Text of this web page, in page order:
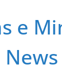
e
News